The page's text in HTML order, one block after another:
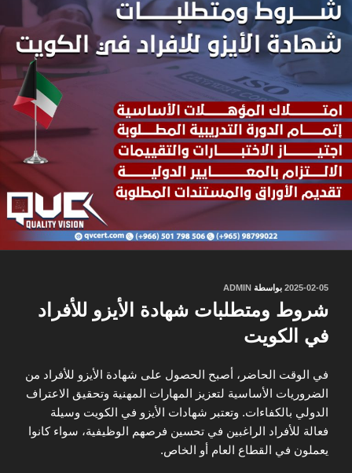
نُشر
2025-02-05 بواسطة ADMIN
شروط ومتطلبات شهادة الأيزو للأفراد
في الكويت
في الوقت الحاضر، أصبح الحصول على شهادة الأيزو للأفراد من
الضروريات الأساسية لتعزيز المهارات المهنية وتحقيق الاعتراف
الدولي بالكفاءات. وتعتبر شهادات الأيزو في الكويت وسيلة
فعالة للأفراد الراغبين في تحسين فرصهم الوظيفية، سواء كانوا
يعملون في القطاع العام أو الخاص.